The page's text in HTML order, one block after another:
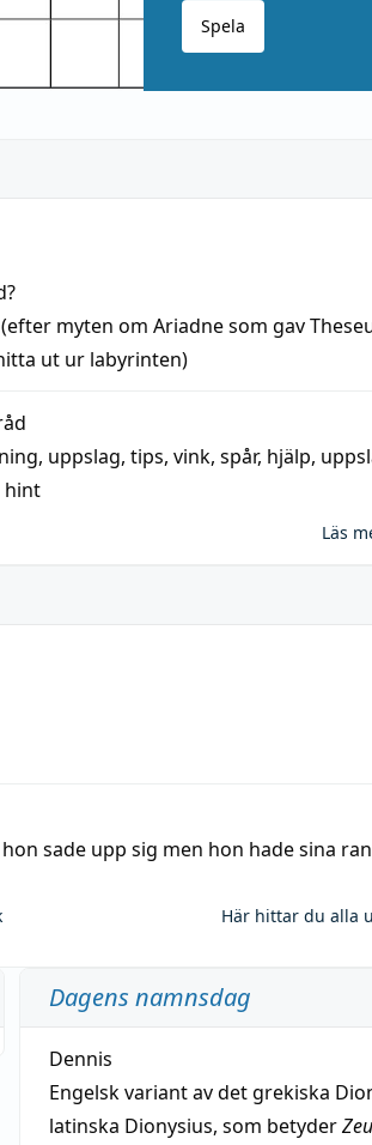
Spela
?
myten om Ariadne som gav
ut ur labyrinten)
, uppslag, tips, vink, spår, hjälp,
hint
Läs
sade upp sig men hon hade sina
Här hittar du alla
Dagens namnsdag
Dennis
Engelsk variant av det grekiska
latinska Dionysius, som betyder